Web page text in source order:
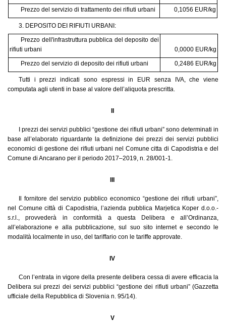
Prezzo del servizio di trattamento dei rifiuti urbani
0,1056 EUR/kg
3. DEPOSITO DEI RIFIUTI URBANI:
Prezzo dell'infrastruttura pubblica del deposito dei
rifiuti urbani
0,0000 EUR/kg
Prezzo del servizio di deposito dei rifiuti urbani
0,2486 EUR/kg
Tutti i prezzi indicati sono espressi in EUR senza IVA, che viene
computata agli utenti in base al valore dell’aliquota prescritta.
I prezzi dei servizi pubblici “gestione dei rifiuti urbani” sono determinati in
base all’elaborato riguardante la definizione dei prezzi dei servizi pubblici
economici di gestione dei rifiuti urbani nel Comune citta di Capodistria e del
Comune di Ancarano per il periodo 2017–2019, n. 28/001-1.
Il fornitore del servizio pubblico economico “gestione dei rifiuti urbani”,
nel Comune città di Capodistria, l’azienda pubblica Marjetica Koper d.o.o.-
s.r.l., provvederà in conformità a questa Delibera e all’Ordinanza,
all’elaborazione e alla pubblicazione, sul suo sito internet e secondo le
modalità localmente in uso, del tariffario con le tariffe approvate.
IV
Con l’entrata in vigore della presente delibera cessa di avere efficacia la
Delibera sui prezzi dei servizi pubblici “gestione dei rifiuti urbani” (Gazzetta
ufficiale della Repubblica di Slovenia n. 95/14).
V